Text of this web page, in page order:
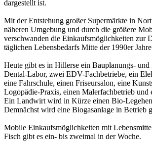
dargestellt ist.
Mit der Entstehung großer Supermärkte in
näheren Umgebung und durch die größere
verschwanden die Einkaufsmöglichkeiten zur
täglichen Lebensbedarfs Mitte der 1990er
Heute gibt es in Hillerse ein Bauplanungs- und
Dental-Labor, zwei EDV-Fachbetriebe, ein
eine Fahrschule, einen Friseursalon, eine
Logopädie-Praxis, einen Malerfachbetrieb und
Ein Landwirt wird in Kürze einen Bio-
Demnächst wird eine Biogasanlage in Betrieb
Mobile Einkaufsmöglichkeiten mit
Fisch gibt es ein- bis zweimal in der Woche.